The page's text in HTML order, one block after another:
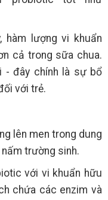
hàm lượng vi khuẩn
cả trong sữa chua.
- đây chính là sự bổ
với trẻ.
lên men trong dung
trường sinh.
với vi khuẩn hữu
chứa các enzim và